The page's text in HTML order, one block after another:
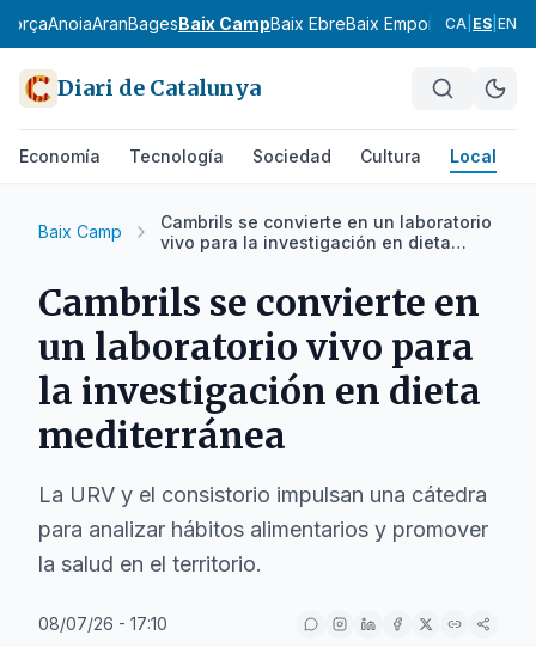
AnoiaAranBagesBaix CampBaix EbreBaix EmpordàBaix
CA ES EN
Diari de Catalunya
Economía Tecnología Sociedad Cultura Local
Baix Camp
Cambrils se convierte en un laboratorio
vivo para la investigación en dieta
Cambrils se convierte en
un laboratorio vivo para
la investigación en dieta
mediterránea
La URV y el consistorio impulsan una cátedra
para analizar hábitos alimentarios y promover
la salud en el territorio.
08/07/26 - 17:10